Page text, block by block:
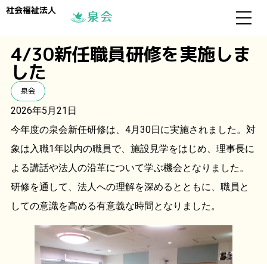
社会福祉法人
4/30新任職員研修を実施しま
した
泉会
2026年5月21日
今年度の泉会新任研修は、4月30日に実施されました。対
象は入職1年以内の職員で、施設見学をはじめ、理事長に
よる講話や法人の沿革について学ぶ機会となりました。
研修を通して、法人への理解を深めるとともに、職員と
しての意識を高める有意義な時間となりました。